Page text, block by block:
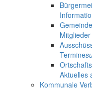
Termine
Aktuelles
Kommunale